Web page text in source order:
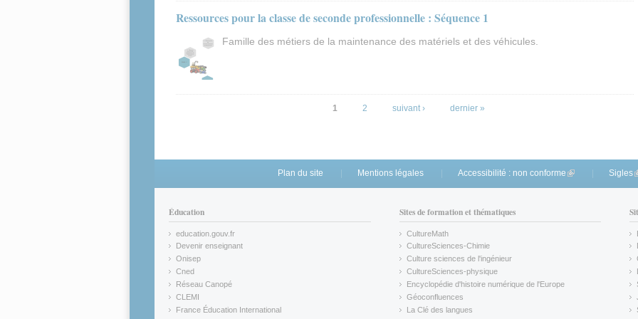
Ressources pour la classe de seconde professionnelle : Séquence 1
Famille des métiers de la maintenance des matériels et des véhicules.
1 2 suivant › dernier »
Plan du site Mentions légales Accessibilité : non conforme (link is external)
Sigles
Éducation
education.gouv.fr
(link is external)
Devenir enseignant
(link is external)
Onisep
(link is external)
Cned
(link is external)
Réseau Canopé
(link is external)
CLEMI
(link is external)
France Éducation International
Sites de formation et thématiques
CultureMath
(link is external)
CultureSciences-Chimie
(link is external)
Culture sciences de l'ingénieur
CultureSciences-physique
(link is external)
Encyclopédie d'histoire numérique de l'Europe
(link is external)
Géoconfluences
(link is external)
La Clé des langues